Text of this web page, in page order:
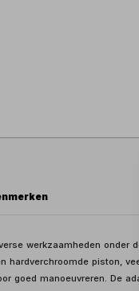
werkzaamheden onder
hardverchroomde piston,
goed manoeuvreren. De